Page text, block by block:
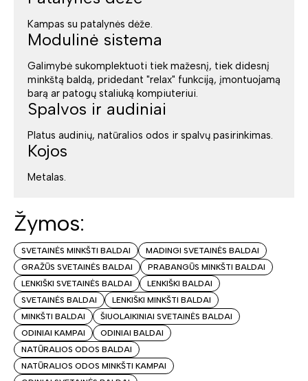
Kampas su patalynės dėže.
Modulinė sistema
Galimybė sukomplektuoti tiek mažesnį, tiek didesnį
minkštą baldą, pridedant "relax" funkciją, įmontuojamą
barą ar patogų staliuką kompiuteriui.
Spalvos ir audiniai
Platus audinių, natūralios odos ir spalvų pasirinkimas.
Kojos
Metalas.
Žymos:
SVETAINĖS MINKŠTI BALDAI
MADINGI SVETAINĖS BALDAI
GRAŽŪS SVETAINĖS BALDAI
PRABANGŪS MINKŠTI BALDAI
LENKIŠKI SVETAINĖS BALDAI
LENKIŠKI BALDAI
SVETAINĖS BALDAI
LENKIŠKI MINKŠTI BALDAI
MINKŠTI BALDAI
ŠIUOLAIKINIAI SVETAINĖS BALDAI
ODINIAI KAMPAI
ODINIAI BALDAI
NATŪRALIOS ODOS BALDAI
NATŪRALIOS ODOS MINKŠTI KAMPAI